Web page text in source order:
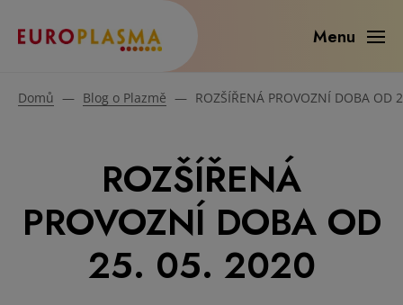
Menu
Domů — Blog o Plazmě — ROZŠÍŘENÁ PROVOZNÍ DOBA OD
ROZŠÍŘENÁ
PROVOZNÍ DOBA OD
25. 05. 2020